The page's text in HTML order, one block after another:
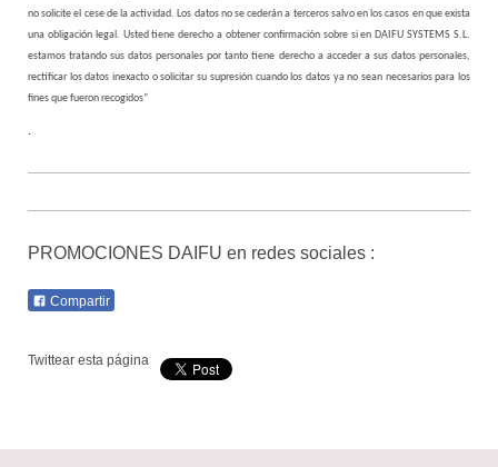
no solicite el cese de la actividad. Los datos no se cederán a terceros salvo en los casos en que exista
una obligación legal. Usted tiene derecho a obtener confirmación sobre si en DAIFU SYSTEMS S.L.
estamos tratando sus datos personales por tanto tiene derecho a acceder a sus datos personales,
rectificar los datos inexacto o solicitar su supresión cuando los datos ya no sean necesarios para los
fines que fueron recogidos”
PROMOCIONES DAIFU en redes sociales :
Compartir
Twittear esta página